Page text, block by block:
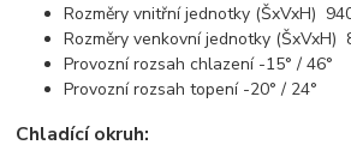
Rozměry vnitřní jednotky (ŠxVxH)
Rozměry venkovní jednotky (ŠxVxH)
Provozní rozsah chlazení -15° / 46°
Provozní rozsah topení -20° / 24°
Chladící okruh: